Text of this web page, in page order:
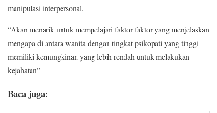
manipulasi interpersonal.
“Akan menarik untuk mempelajari faktor-faktor yang menjelaskan
mengapa di antara wanita dengan tingkat psikopati yang tinggi
memiliki kemungkinan yang lebih rendah untuk melakukan
kejahatan”
Baca juga: